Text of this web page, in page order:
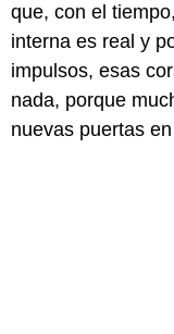
que, con el
interna es real y
impulsos, esas
nada, porque
nuevas puertas